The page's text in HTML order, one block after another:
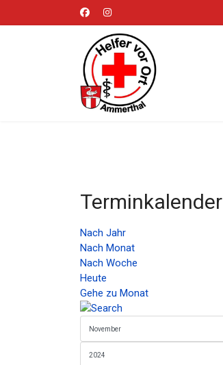
Terminkalender
Nach Jahr
Nach Monat
Nach Woche
Heute
Gehe zu Monat